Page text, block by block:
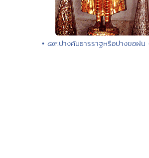
• ๔๙.ปางคันธารราฐหรือปางขอฝ